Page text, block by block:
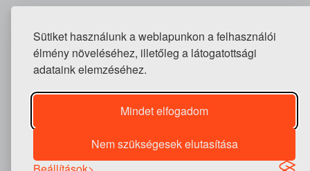
Sütiket használunk a weblapunkon a felhasználói
élmény növeléséhez, illetőleg a látogatottsági
adataink elemzéséhez.
Mindet elfogadom
Nem szükségesek elutasítása